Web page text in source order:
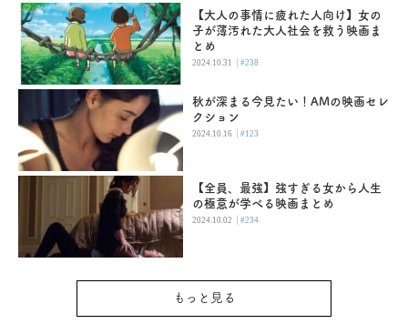
【大人の事情に疲れた人向け】女の
子が薄汚れた大人社会を救う映画ま
とめ
2024.10.31 |#238
秋が深まる今見たい！AMの映画セレ
クション
2024.10.16 |#123
【全員、最強】強すぎる女から人生
の極意が学べる映画まとめ
2024.10.02 |#234
もっと見る